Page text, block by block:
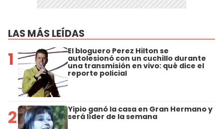
LAS MÁS LEÍDAS
1 El bloguero Perez Hilton se
autolesionó con un cuchillo durante
una transmisión en vivo: qué dice el
reporte policial
2 Yipio ganó la casa en Gran Hermano y
será líder de la semana